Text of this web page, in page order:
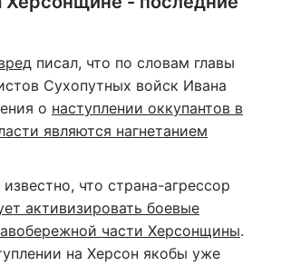
писал, что по словам главы
Сухопутных войск Ивана
о наступлении оккупантов в
являются нагнетанием
что страна-агрессор
активизировать боевые
части Херсонщины.
на Херсон якобы уже